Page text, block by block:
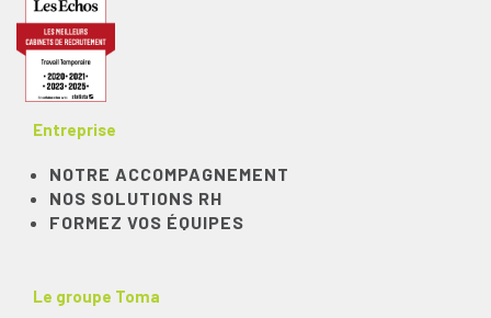
Entreprise
NOTRE ACCOMPAGNEMENT
NOS SOLUTIONS RH
FORMEZ VOS ÉQUIPES
Le groupe Toma